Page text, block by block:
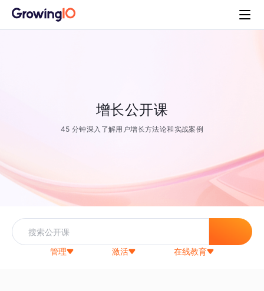
增长公开课
45 分钟深入了解用户增长方法论和实战案例
管理 激活 在线教育